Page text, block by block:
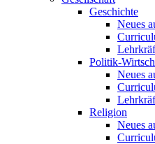
Geschichte
Neues
Politik-
Neues
Religion
Neues